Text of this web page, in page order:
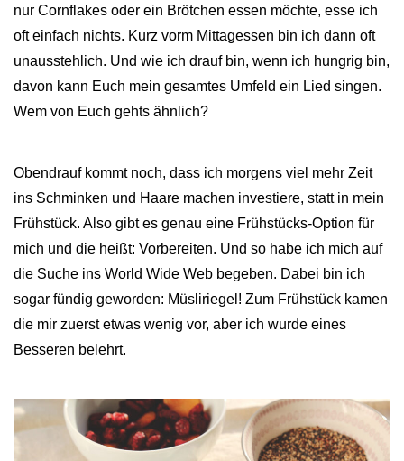
nur Cornflakes oder ein Brötchen essen möchte, esse ich
oft einfach nichts. Kurz vorm Mittagessen bin ich dann oft
unausstehlich. Und wie ich drauf bin, wenn ich hungrig bin,
davon kann Euch mein gesamtes Umfeld ein Lied singen.
Wem von Euch gehts ähnlich?
Obendrauf kommt noch, dass ich morgens viel mehr Zeit
ins Schminken und Haare machen investiere, statt in mein
Frühstück. Also gibt es genau eine Frühstücks-Option für
mich und die heißt: Vorbereiten. Und so habe ich mich auf
die Suche ins World Wide Web begeben. Dabei bin ich
sogar fündig geworden: Müsliriegel! Zum Frühstück kamen
die mir zuerst etwas wenig vor, aber ich wurde eines
Besseren belehrt.